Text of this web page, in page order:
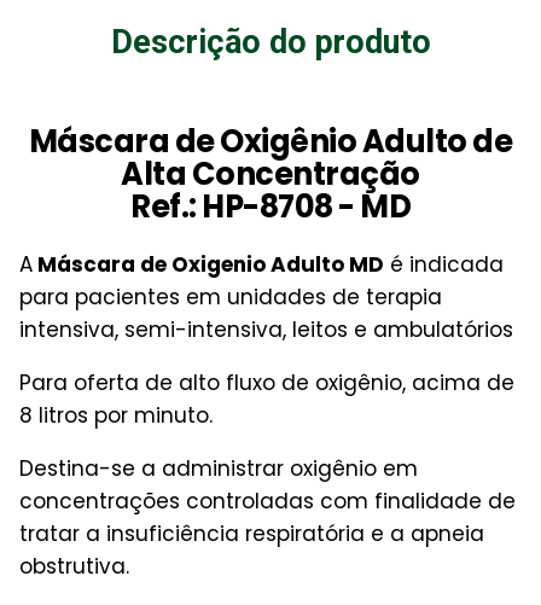
Descrição do produto
Máscara de Oxigênio Adulto de
Alta Concentração
Ref.: HP-8708 - MD
A Máscara de Oxigenio Adulto MD é indicada
para pacientes em unidades de terapia
intensiva, semi-intensiva, leitos e ambulatórios
Para oferta de alto fluxo de oxigênio, acima de
8 litros por minuto.
Destina-se a administrar oxigênio em
concentrações controladas com finalidade de
tratar a insuficiência respiratória e a apneia
obstrutiva.